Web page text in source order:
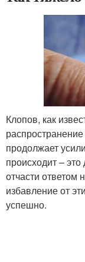
Клопов, как
продолжает
происходит –
отчасти ответом
избавление от
успешно.